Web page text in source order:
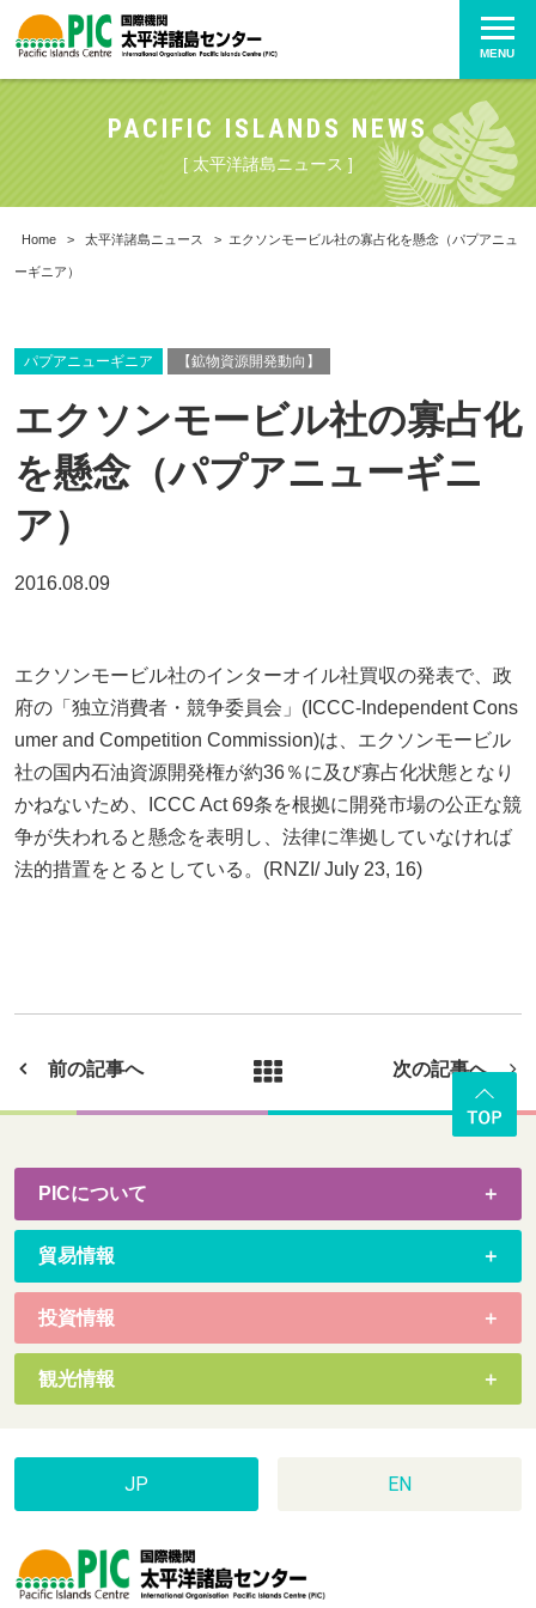
MENU
PACIFIC ISLANDS NEWS
[ 太平洋諸島ニュース ]
Home > 太平洋諸島ニュース > エクソンモービル社の寡占化を懸念（パプアニュ
ーギニア）
パプアニューギニア 【鉱物資源開発動向】
エクソンモービル社の寡占化
を懸念（パプアニューギニ
ア）
2016.08.09
エクソンモービル社のインターオイル社買収の発表で、政
府の「独立消費者・競争委員会」(ICCC-Independent Cons
umer and Competition Commission)は、エクソンモービル
社の国内石油資源開発権が約36％に及び寡占化状態となり
かねないため、ICCC Act 69条を根拠に開発市場の公正な競
争が失われると懸念を表明し、法律に準拠していなければ
法的措置をとるとしている。(RNZI/ July 23, 16)
前の記事へ 次の記事へ
PICについて
貿易情報
投資情報
観光情報
JP EN